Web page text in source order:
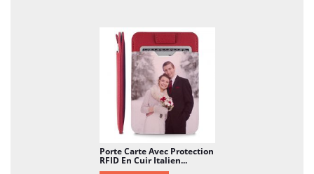
Porte Carte Avec Protection
RFID En Cuir Italien...